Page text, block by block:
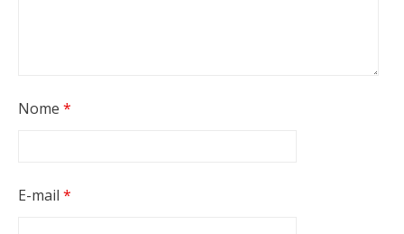
Nome *
E-mail *